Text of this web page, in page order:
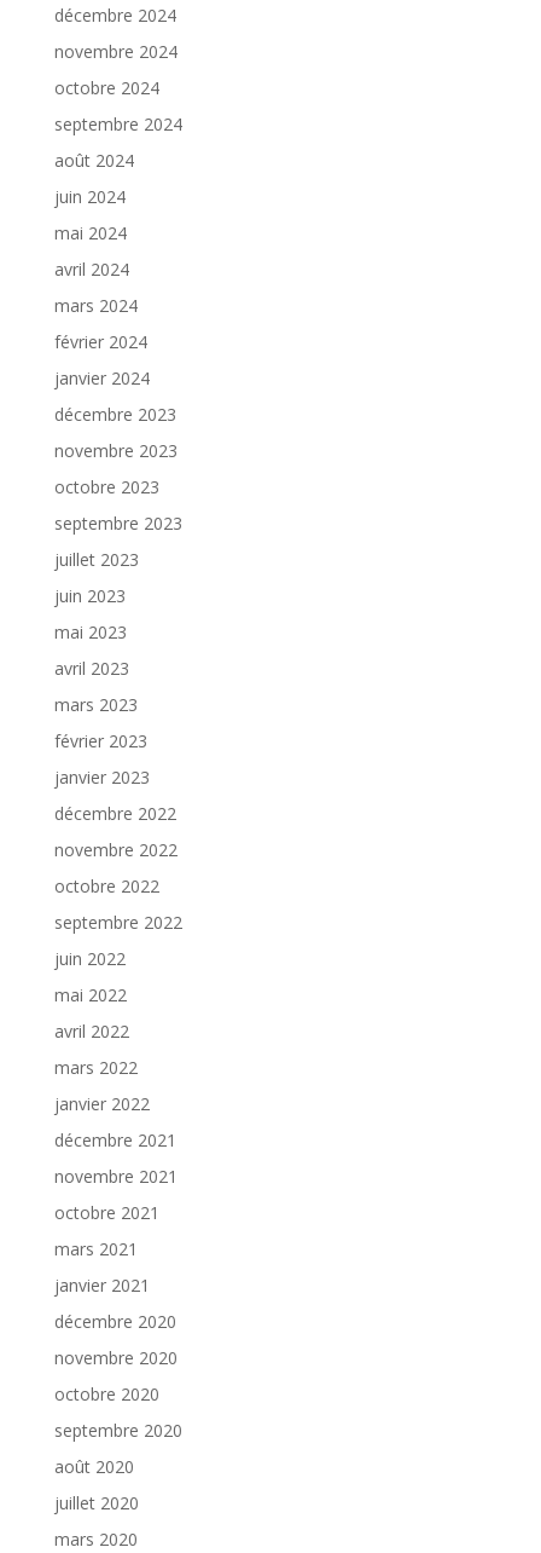
décembre 2024
novembre 2024
octobre 2024
septembre 2024
août 2024
juin 2024
mai 2024
avril 2024
mars 2024
février 2024
janvier 2024
décembre 2023
novembre 2023
octobre 2023
septembre 2023
juillet 2023
juin 2023
mai 2023
avril 2023
mars 2023
février 2023
janvier 2023
décembre 2022
novembre 2022
octobre 2022
septembre 2022
juin 2022
mai 2022
avril 2022
mars 2022
janvier 2022
décembre 2021
novembre 2021
octobre 2021
mars 2021
janvier 2021
décembre 2020
novembre 2020
octobre 2020
septembre 2020
août 2020
juillet 2020
mars 2020